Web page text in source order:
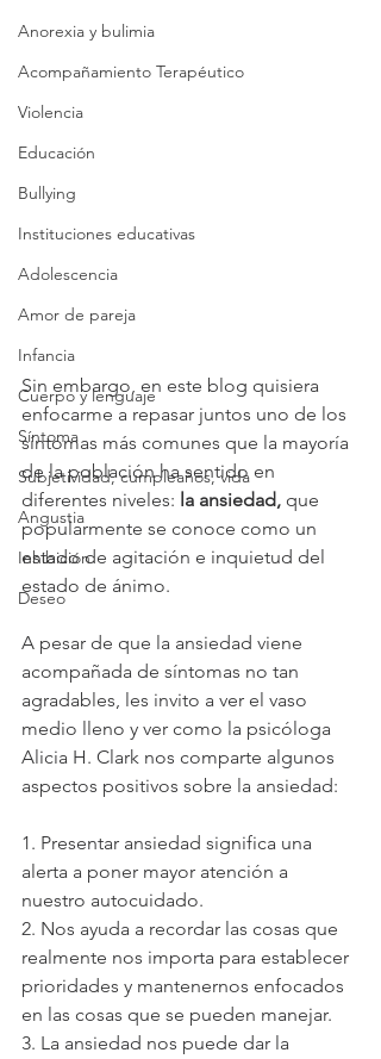
Anorexia y bulimia
Acompañamiento Terapéutico
Violencia
Educación
Bullying
Instituciones educativas
Adolescencia
Amor de pareja
Infancia
Cuerpo y lenguaje
Síntoma
Subjetividad, cumpleaños, vida
Angustia
Inhibición
Deseo
Sin embargo, en este blog quisiera
enfocarme a repasar juntos uno de los
síntomas más comunes que la mayoría
de la población ha sentido en
diferentes niveles: la ansiedad, que
popularmente se conoce como un
estado de agitación e inquietud del
estado de ánimo.
A pesar de que la ansiedad viene
acompañada de síntomas no tan
agradables, les invito a ver el vaso
medio lleno y ver como la psicóloga
Alicia H. Clark nos comparte algunos
aspectos positivos sobre la ansiedad:
1. Presentar ansiedad significa una
alerta a poner mayor atención a
nuestro autocuidado.
2. Nos ayuda a recordar las cosas que
realmente nos importa para establecer
prioridades y mantenernos enfocados
en las cosas que se pueden manejar.
3. La ansiedad nos puede dar la